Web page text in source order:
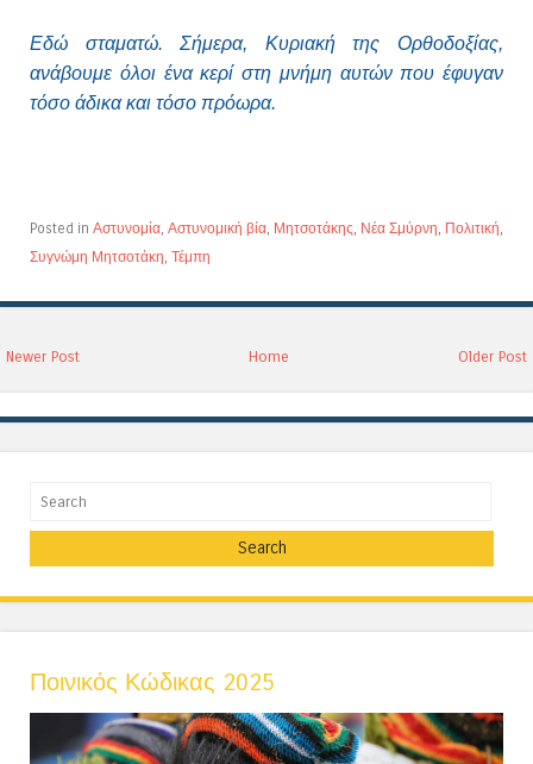
Εδώ σταματώ. Σήμερα, Κυριακή της Ορθοδοξίας,
ανάβουμε όλοι ένα κερί στη μνήμη αυτών που έφυγαν
τόσο άδικα και τόσο πρόωρα.
Posted in Αστυνομία, Αστυνομική βία, Μητσοτάκης, Νέα Σμύρνη, Πολιτική,
Συγνώμη Μητσοτάκη, Τέμπη
Newer Post Older Post
Home
Search
Ποινικός Κώδικας 2025